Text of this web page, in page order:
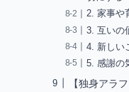
2. 家事や
3. 互いの
4. 新しい
5. 感謝の
【独身アラ